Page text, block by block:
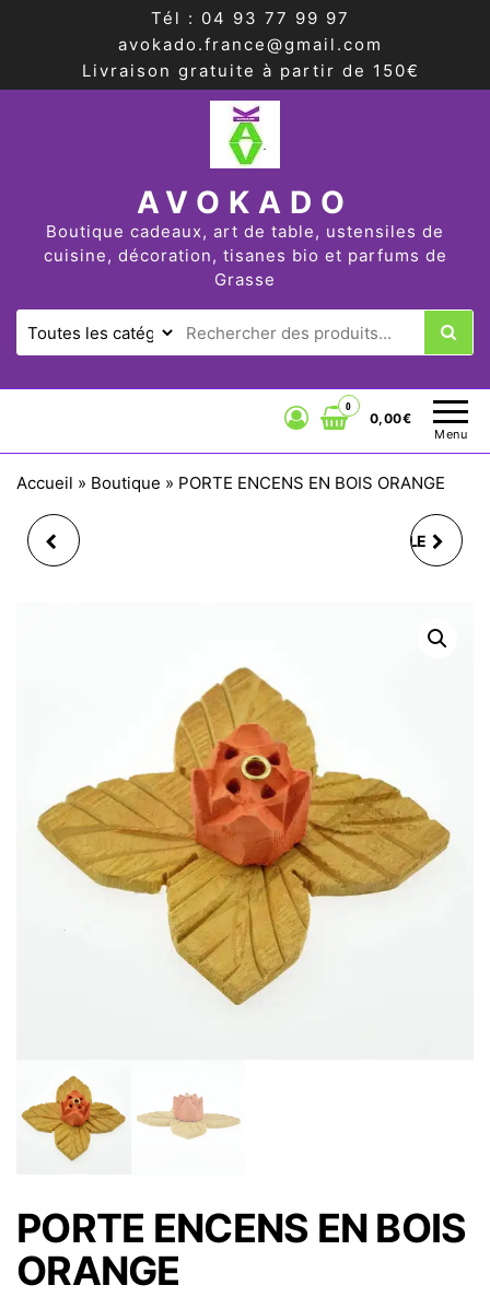
Tél : 04 93 77 99 97
avokado.france@gmail.com
Livraison gratuite à partir de 150€
AVOKADO
Boutique cadeaux, art de table, ustensiles de
cuisine, décoration, tisanes bio et parfums de
Grasse
Menu
0
0,00€
Accueil » Boutique » PORTE ENCENS EN BOIS ORANGE
COQ BLANC OU POULE
POLYRESINE, 2 ASSO.
4X7X7CM
PORTE ENCENS EN BOIS
ORANGE